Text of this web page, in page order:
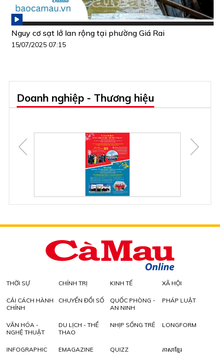
Nguy cơ sạt lở lan rộng tại phường Giá Rai
15/07/2025 07:15
Doanh nghiệp - Thương hiệu
THỜI SỰ CHÍNH TRỊ KINH TẾ XÃ HỘI
CẢI CÁCH HÀNH
CHÍNH
CHUYỂN ĐỔI SỐ
QUỐC PHÒNG -
AN NINH
PHÁP LUẬT
VĂN HÓA -
NGHỆ THUẬT
DU LỊCH - THỂ
THAO
NHỊP SỐNG TRẺ LONGFORM
INFOGRAPHIC EMAGAZINE QUIZZ ភាសាខ្មែរ